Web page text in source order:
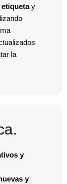
etiquetay
la
y
y